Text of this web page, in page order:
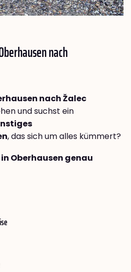
nach
nach Žalec
und suchst ein
, das sich um alles kümmert?
Oberhausen genau